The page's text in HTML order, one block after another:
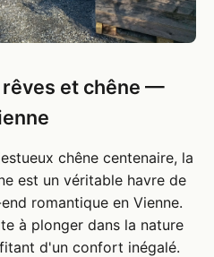
rêves et chêne —
chêne centenaire, la
est un véritable havre de
romantique en Vienne.
à plonger dans la nature
d'un confort inégalé.